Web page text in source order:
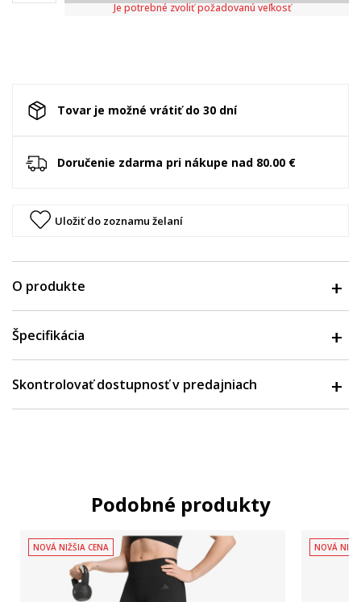
Je potrebné zvoliť požadovanú veľkosť
Tovar je možné vrátiť do 30 dní
Doručenie zdarma pri nákupe nad 80.00 €
Uložiť do zoznamu želaní
O produkte
Špecifikácia
Skontrolovať dostupnosť v predajniach
Podobné produkty
NOVÁ NIŽŠIA CENA NOVÁ